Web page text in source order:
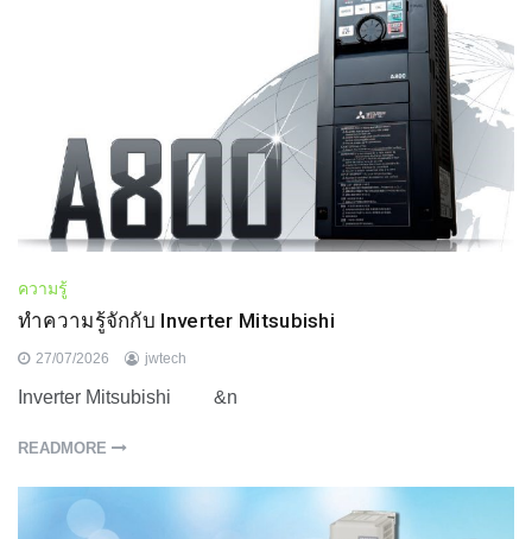
ความรู้
ทำความรู้จักกับ Inverter Mitsubishi
27/07/2026 jwtech
Inverter Mitsubishi &n
READMORE